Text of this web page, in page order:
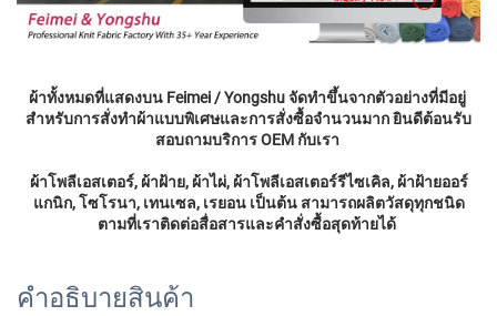
ผ้าทั้งหมดที่แสดงบน Feimei / Yongshu จัดทำขึ้นจากตัวอย่างที่มีอยู่
สำหรับการสั่งทำผ้าแบบพิเศษและการสั่งซื้อจำนวนมาก ยินดีต้อนรับ
สอบถามบริการ OEM กับเรา
ผ้าโพลีเอสเตอร์, ผ้าฝ้าย, ผ้าไผ่, ผ้าโพลีเอสเตอร์รีไซเคิล, ผ้าฝ้ายออร์
แกนิก, โซโรนา, เทนเซล, เรยอน เป็นต้น สามารถผลิตวัสดุทุกชนิด
ตามที่เราติดต่อสื่อสารและคำสั่งซื้อสุดท้ายได้
คำอธิบายสินค้า